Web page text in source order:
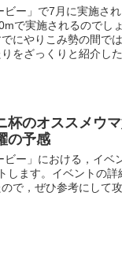
ビー」で7月に実施さ
で実施されるのでし
にやりこみ勢の間で
をざっくりと紹介し
杯のオススメウ
の予感
ビー」における，イ
します。イベントの
で，ぜひ参考にして